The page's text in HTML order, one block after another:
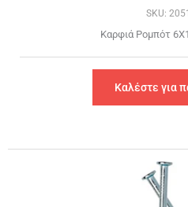
SKU:
Καρφιά Ρομπότ
Καλέστε για